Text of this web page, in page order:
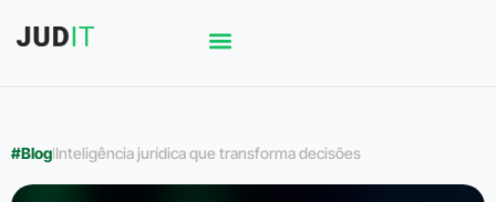
#BloglInteligência jurídica que transforma decisões